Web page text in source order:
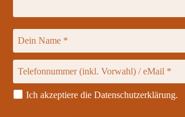
Ich akzeptiere dieDatenschutzerklärung.